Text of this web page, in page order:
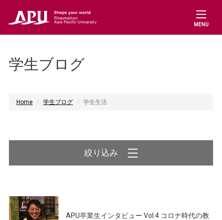
MENU
学生ブログ
Home 学生ブログ 学生生活
絞り込み
APU卒業生インタビュー Vol.4 コロナ時代の教